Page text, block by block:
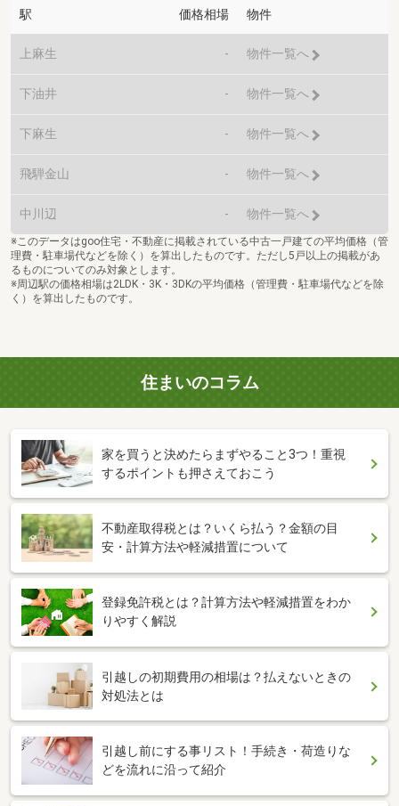
駅 価格相場 物件
上麻生 - 物件一覧へ
下油井 - 物件一覧へ
下麻生 - 物件一覧へ
飛騨金山 - 物件一覧へ
中川辺 - 物件一覧へ
※このデータはgoo住宅・不動産に掲載されている中古一戸建ての平均価格（管
理費・駐車場代などを除く）を算出したものです。ただし5戸以上の掲載があ
るものについてのみ対象とします。
※周辺駅の価格相場は2LDK・3K・3DKの平均価格（管理費・駐車場代などを除
く）を算出したものです。
住まいのコラム
家を買うと決めたらまずやること3つ！重視
するポイントも押さえておこう
不動産取得税とは？いくら払う？金額の目
安・計算方法や軽減措置について
登録免許税とは？計算方法や軽減措置をわか
りやすく解説
引越しの初期費用の相場は？払えないときの
対処法とは
引越し前にする事リスト！手続き・荷造りな
どを流れに沿って紹介